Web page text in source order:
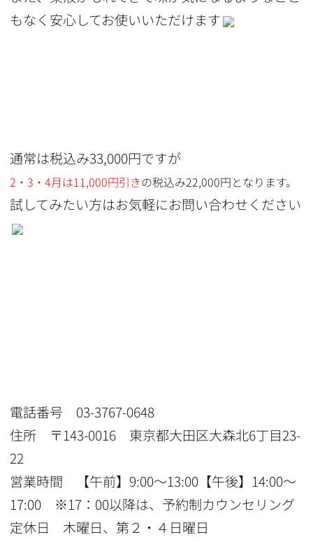
もなく安心してお使いいただけます
通常は税込み33,000円ですが
2・3・4月は11,000円引きの税込み22,000円となります。
試してみたい方はお気軽にお問い合わせください
電話番号 03-3767-0648
住所 〒143-0016 東京都大田区大森北6丁目23-
22
営業時間 【午前】9:00〜13:00【午後】14:00〜
17:00 ※17：00以降は、予約制カウンセリング
定休日 木曜日、第２・４日曜日